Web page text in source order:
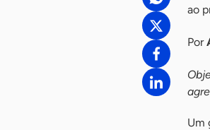
ao
Por
Um